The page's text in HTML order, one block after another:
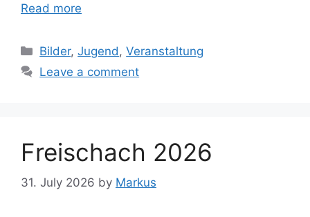
Read more
Categories
Bilder,Jugend ,Veranstaltung
Leave a comment
Freischach 2026
31. July 2026 by Markus